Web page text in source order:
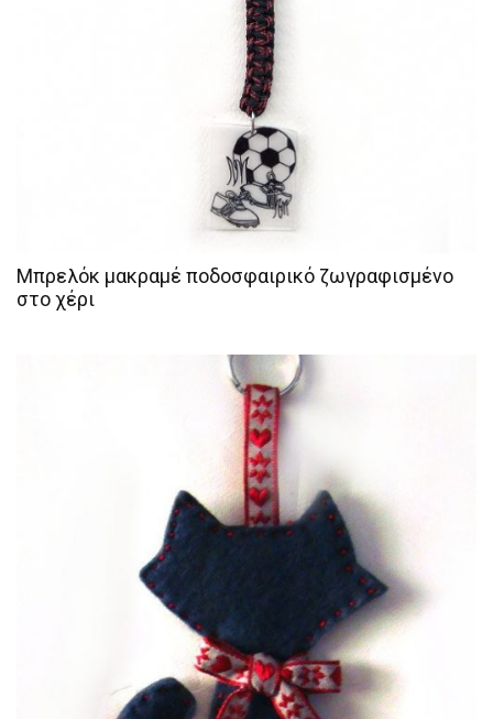
Μπρελόκ μακραμέ ποδοσφαιρικό ζωγραφισμένο
στο χέρι